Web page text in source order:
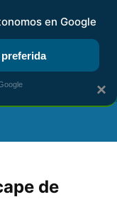
RENTA
de
×
en Google